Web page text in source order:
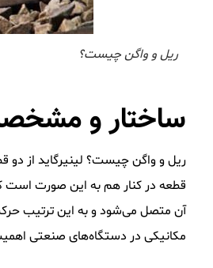
ریل و واگن چیست؟
ساختار و
ریل و واگن چیست؟ لینیرگاید از
قطعه در کنار هم به این صورت است
آن متصل می‌شود و به این ترتیب
مکانیکی در دستگاه‌های صنعتی